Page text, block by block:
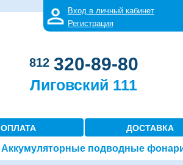
Вход в личный кабинет
Регистрация
812 320-89-80
Лиговский 111
ОПЛАТА ДОСТАВКА
Аккумуляторные подводные